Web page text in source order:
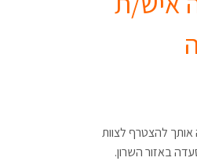
להצטרף לצוות
באזור השרון.